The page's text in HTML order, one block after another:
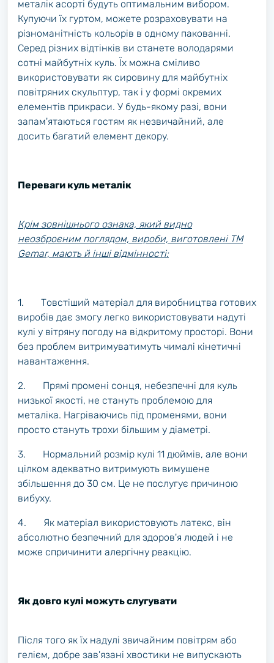
металік асорті будуть оптимальним вибором.
Купуючи їх гуртом, можете розраховувати на
різноманітність кольорів в одному пакованні.
Серед різних відтінків ви станете володарями
сотні майбутніх куль. Їх можна сміливо
використовувати як сировину для майбутніх
повітряних скульптур, так і у формі окремих
елементів прикраси. У будь-якому разі, вони
запам'ятаються гостям як незвичайний, але
досить багатий елемент декору.
Переваги куль металік
Крім зовнішнього ознака, який видно
неозброєним поглядом, вироби, виготовлені ТМ
Gemar, мають й інші відмінності:
1. Товстіший матеріал для виробництва готових
виробів дає змогу легко використовувати надуті
кулі у вітряну погоду на відкритому просторі. Вони
без проблем витримуватимуть чималі кінетичні
навантаження.
2. Прямі промені сонця, небезпечні для куль
низької якості, не стануть проблемою для
металіка. Нагріваючись під променями, вони
просто стануть трохи більшим у діаметрі.
3. Нормальний розмір кулі 11 дюймів, але вони
цілком адекватно витримують вимушене
збільшення до 30 см. Це не послугує причиною
вибуху.
4. Як матеріал використовують латекс, він
абсолютно безпечний для здоров'я людей і не
може спричинити алергічну реакцію.
Як довго кулі можуть слугувати
Після того як їх надулі звичайним повітрям або
гелієм, добре зав'язані хвостики не випускають